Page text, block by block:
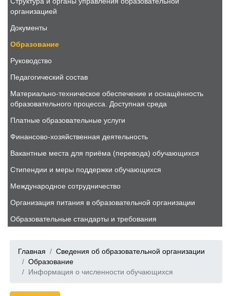
организацией
Документы
Образование
Руководство
Педагогический состав
Материально-техническое обеспечение и оснащённость
образовательного процесса. Доступная среда
Платные образовательные услуги
Финансово-хозяйственная деятельность
Вакантные места для приёма (перевода) обучающихся
Стипендии и меры поддержки обучающихся
Международное сотрудничество
Организация питания в образовательной организации
Образовательные стандарты и требования
Главная
Сведения об образовательной организации
Образование
Информация о численности обучающихся